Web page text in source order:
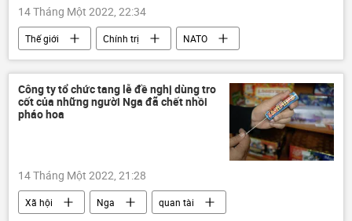
14 Tháng Một 2022, 22:34
Thế giới Chính trị
NATO
Ukraina
Jens Stoltenberg
Quan điểm-Ý kiến
Công ty tổ chức tang lễ đề nghị dùng tro
cốt của những người Nga đã chết nhồi
pháo hoa
14 Tháng Một 2022, 21:28
Xã hội Nga
quan tài